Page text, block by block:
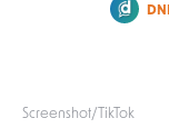
Screenshot/TikTok